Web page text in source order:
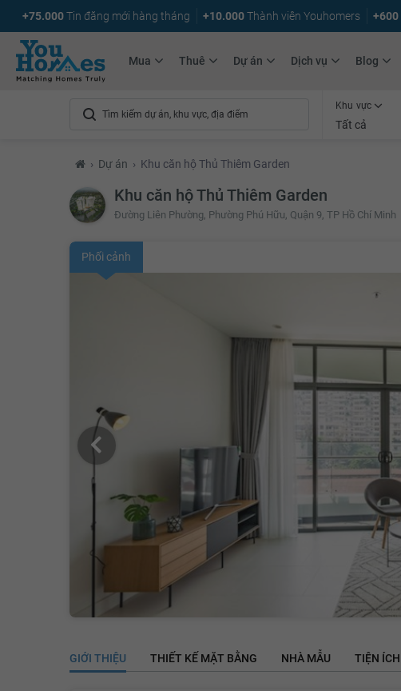
+75.000Tin đăng mới hàng tháng +10.000Thành viên Youhomers +600
Mua Thuê Dự án Dịch vụ Blog
Khu vực
Tất cả
› Dự án › Khu căn hộ Thủ Thiêm Garden
Khu căn hộ Thủ Thiêm Garden
Đường Liên Phường, Phường Phú Hữu, Quận 9, TP Hồ Chí Minh
Phối cảnh
GIỚI THIỆU THIẾT KẾ MẶT BẰNG NHÀ MẪU TIỆN ÍCH